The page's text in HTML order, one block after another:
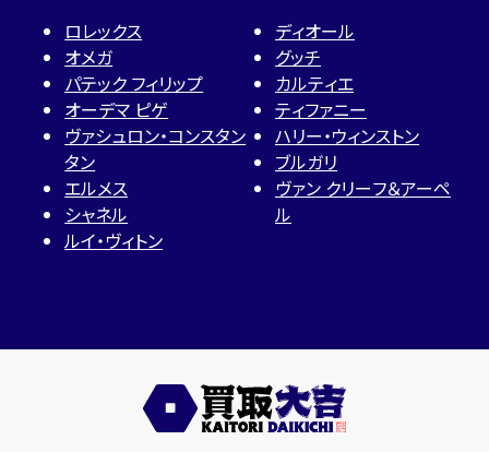
ロレックス
オメガ
パテック フィリップ
オーデマ ピゲ
ヴァシュロン・コンスタン
タン
エルメス
シャネル
ルイ・ヴィトン
ディオール
グッチ
カルティエ
ティファニー
ハリー・ウィンストン
ブルガリ
ヴァン クリーフ＆アーペ
ル